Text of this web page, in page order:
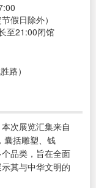
假日除外）
至21:00闭馆
路）
次展览汇集来自
囊括雕塑、钱
品类，旨在全面
其与中华文明的